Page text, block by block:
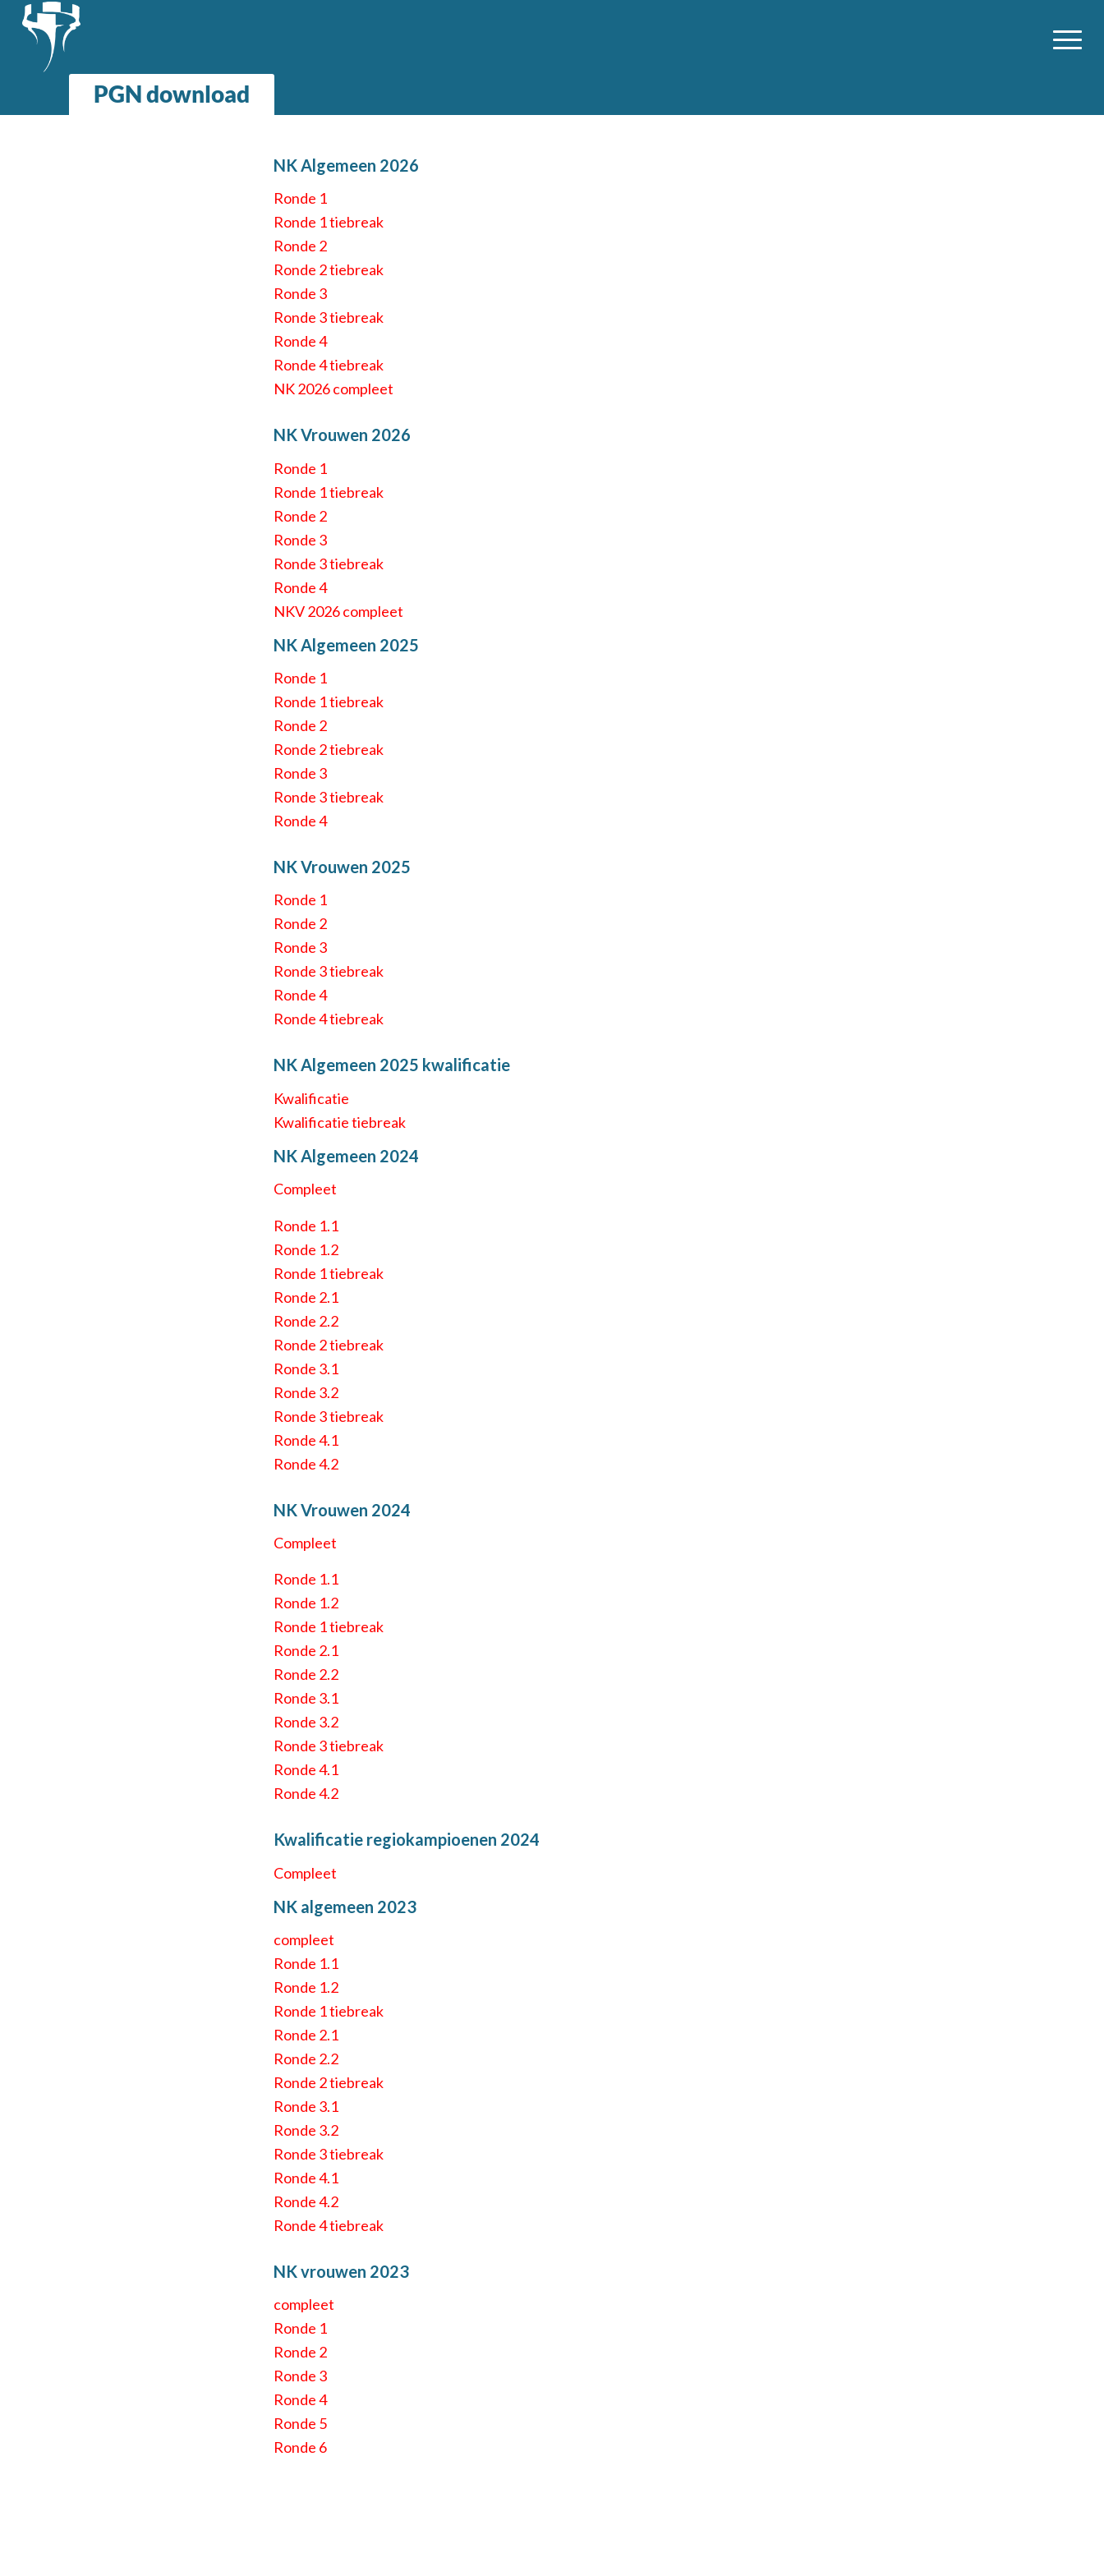
PGN download
NK Algemeen 2026
Ronde 1
Ronde 1 tiebreak
Ronde 2
Ronde 2 tiebreak
Ronde 3
Ronde 3 tiebreak
Ronde 4
Ronde 4 tiebreak
NK 2026 compleet
NK Vrouwen 2026
Ronde 1
Ronde 1 tiebreak
Ronde 2
Ronde 3
Ronde 3 tiebreak
Ronde 4
NKV 2026 compleet
NK Algemeen 2025
Ronde 1
Ronde 1 tiebreak
Ronde 2
Ronde 2 tiebreak
Ronde 3
Ronde 3 tiebreak
Ronde 4
NK Vrouwen 2025
Ronde 1
Ronde 2
Ronde 3
Ronde 3 tiebreak
Ronde 4
Ronde 4 tiebreak
NK Algemeen 2025 kwalificatie
Kwalificatie
Kwalificatie tiebreak
NK Algemeen 2024
Compleet
Ronde 1.1
Ronde 1.2
Ronde 1 tiebreak
Ronde 2.1
Ronde 2.2
Ronde 2 tiebreak
Ronde 3.1
Ronde 3.2
Ronde 3 tiebreak
Ronde 4.1
Ronde 4.2
NK Vrouwen 2024
Compleet
Ronde 1.1
Ronde 1.2
Ronde 1 tiebreak
Ronde 2.1
Ronde 2.2
Ronde 3.1
Ronde 3.2
Ronde 3 tiebreak
Ronde 4.1
Ronde 4.2
Kwalificatie regiokampioenen 2024
Compleet
NK algemeen 2023
compleet
Ronde 1.1
Ronde 1.2
Ronde 1 tiebreak
Ronde 2.1
Ronde 2.2
Ronde 2 tiebreak
Ronde 3.1
Ronde 3.2
Ronde 3 tiebreak
Ronde 4.1
Ronde 4.2
Ronde 4 tiebreak
NK vrouwen 2023
compleet
Ronde 1
Ronde 2
Ronde 3
Ronde 4
Ronde 5
Ronde 6